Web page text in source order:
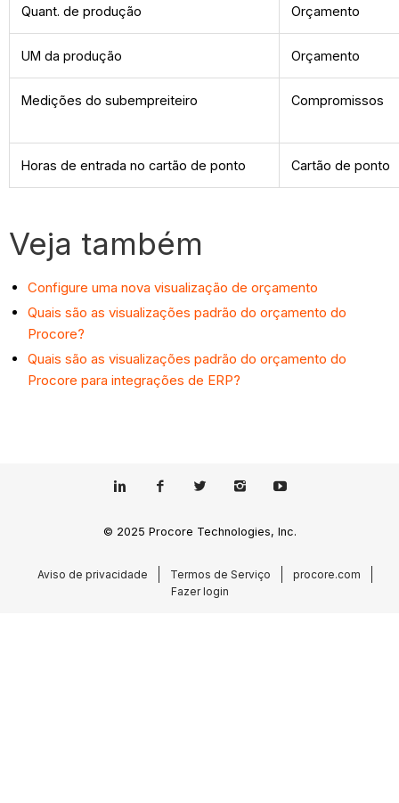
Quant. de produção Orçamento
UM da produção Orçamento
Medições do subempreiteiro Compromissos
Horas de entrada no cartão de ponto Cartão de ponto
Veja também
Configure uma nova visualização de orçamento
Quais são as visualizações padrão do orçamento do
Procore?
Quais são as visualizações padrão do orçamento do
Procore para integrações de ERP?
© 2025 Procore Technologies, Inc.
Aviso de privacidade Termos de Serviço
procore.com
Fazer login